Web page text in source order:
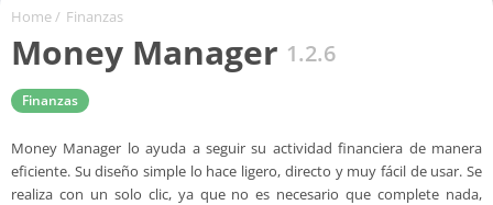
Home/ Finanzas
Money Manager 1.2.6
Finanzas
Money Manager lo ayuda a seguir su actividad financiera de manera
eficiente. Su diseño simple lo hace ligero, directo y muy fácil de usar. Se
realiza con un solo clic, ya que no es necesario que complete nada,